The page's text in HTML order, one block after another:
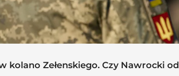
kolano Zełenskiego. Czy Nawrocki